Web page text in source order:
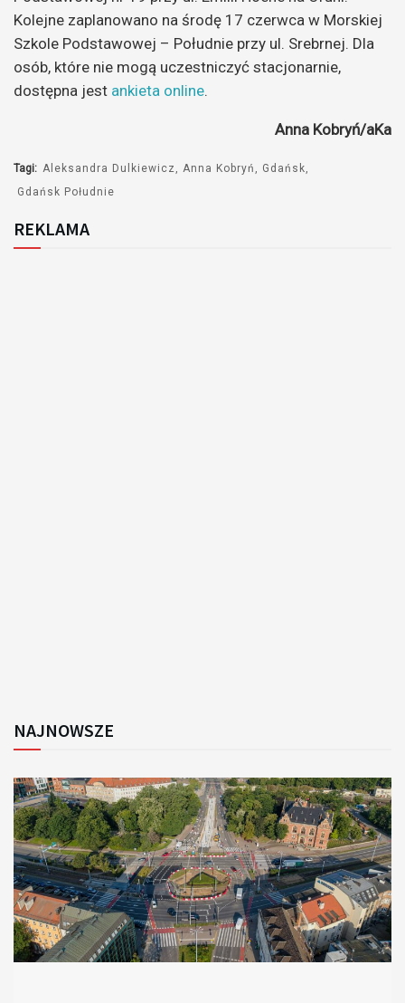
Kolejne zaplanowano na środę 17 czerwca w Morskiej
Szkole Podstawowej – Południe przy ul. Srebrnej. Dla
osób, które nie mogą uczestniczyć stacjonarnie,
dostępna jest ankieta online.
Anna Kobryń/aKa
Tagi: Aleksandra Dulkiewicz Anna Kobryń
Gdańsk
Gdańsk Południe
REKLAMA
NAJNOWSZE